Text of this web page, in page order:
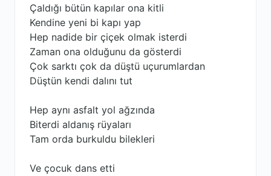
Çaldığı bütün kapılar ona kitli
Kendine yeni bi kapı yap
Hep nadide bir çiçek olmak isterdi
Zaman ona olduğunu da gösterdi
Çok sarktı çok da düştü uçurumlardan
Düştün kendi dalını tut
Hep aynı asfalt yol ağzında
Biterdi aldanış rüyaları
Tam orda burkuldu bilekleri
Ve çocuk dans etti